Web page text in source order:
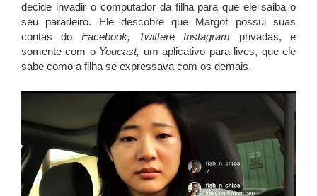
decide invadir o computador da filha para que ele saiba o
seu paradeiro. Ele descobre que Margot possui suas
contas do Facebook, TwittereInstagram privadas, e
somente com o Youcast, um aplicativo para lives, que ele
sabe como a filha se expressava com os demais.